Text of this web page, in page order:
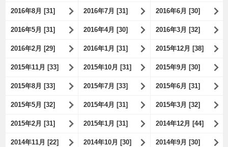
2016年8月 [31] 2016年7月 [31] 2016年6月 [30]
2016年5月 [31] 2016年4月 [30] 2016年3月 [32]
2016年2月 [29] 2016年1月 [31] 2015年12月 [38]
2015年11月 [33] 2015年10月 [31] 2015年9月 [30]
2015年8月 [33] 2015年7月 [33] 2015年6月 [31]
2015年5月 [32] 2015年4月 [31] 2015年3月 [32]
2015年2月 [31] 2015年1月 [31] 2014年12月 [44]
2014年11月 [22] 2014年10月 [30] 2014年9月 [30]